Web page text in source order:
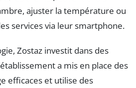
ajuster la température ou
services via leur smartphone.
Zostaz investit dans des
a mis en place des
efficaces et utilise des